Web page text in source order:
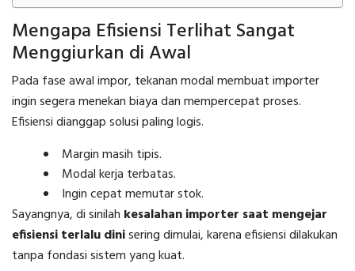
Mengapa Efisiensi Terlihat Sangat
Menggiurkan di Awal
Pada fase awal impor, tekanan modal membuat importer
ingin segera menekan biaya dan mempercepat proses.
Efisiensi dianggap solusi paling logis.
Margin masih tipis.
Modal kerja terbatas.
Ingin cepat memutar stok.
Sayangnya, di sinilah kesalahan importer saat mengejar
efisiensi terlalu dinisering dimulai, karena efisiensi dilakukan
tanpa fondasi sistem yang kuat.